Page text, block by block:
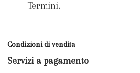
Termini.
Condizioni di vendita
Servizi a pagamento